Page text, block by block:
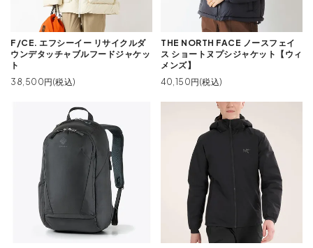
F/CE. エフシーイー リサイクルダ
ウンデタッチャブルフードジャケッ
ト
38,500円(税込)
THE NORTH FACE ノースフェイ
ス ショートヌプシジャケット【ウィ
メンズ】
40,150円(税込)